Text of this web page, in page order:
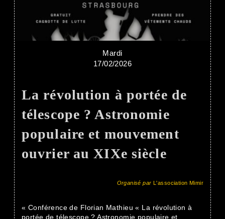
Mardi
17/02/2026
La révolution à portée de
télescope ? Astronomie
populaire et mouvement
ouvrier au XIXe siècle
Organisé parL'association Mimir
« Conférence de Florian Mathieu « La révolution à
portée de télescope ? Astronomie populaire et